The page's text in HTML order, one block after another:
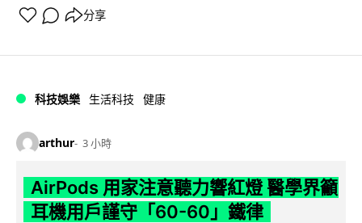
分享
科技娛樂 生活科技 健康
arthur 3 小時
AirPods 用家注意聽力響紅燈 醫學界籲
耳機用戶謹守「60-60」鐵律